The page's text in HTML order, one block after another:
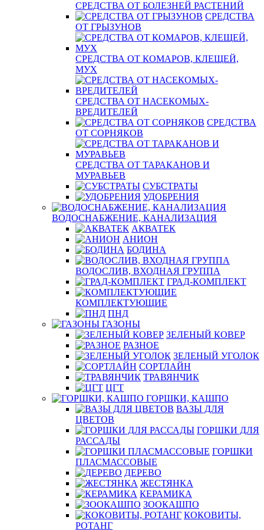
СРЕДСТВА ОТ БОЛЕЗНЕЙ РАСТЕНИЙ
СРЕДСТВА
ОТ ГРЫЗУНОВ
СРЕДСТВА ОТ КОМАРОВ, КЛЕЩЕЙ,
МУХ
СРЕДСТВА ОТ НАСЕКОМЫХ-
ВРЕДИТЕЛЕЙ
СРЕДСТВА
ОТ СОРНЯКОВ
СРЕДСТВА ОТ ТАРАКАНОВ И
МУРАВЬЕВ
СУБСТРАТЫ
УДОБРЕНИЯ
ВОДОСНАБЖЕНИЕ, КАНАЛИЗАЦИЯ
АКВАТЕК
АНИОН
БОДИНА
ВОДОСЛИВ, ВХОДНАЯ ГРУППА
ГРАД-КОМПЛЕКТ
КОМПЛЕКТУЮЩИЕ
ПНД
ГАЗОНЫ
ЗЕЛЕНЫЙ КОВЕР
РАЗНОЕ
ЗЕЛЕНЫЙ УГОЛОК
СОРТЛАЙН
ТРАВЯНЧИК
ЦГТ
ГОРШКИ, КАШПО
ВАЗЫ ДЛЯ
ЦВЕТОВ
ГОРШКИ ДЛЯ
РАССАДЫ
ГОРШКИ
ПЛАСМАССОВЫЕ
ДЕРЕВО
ЖЕСТЯНКА
КЕРАМИКА
ЗООКАШПО
КОКОВИТЫ,
РОТАНГ